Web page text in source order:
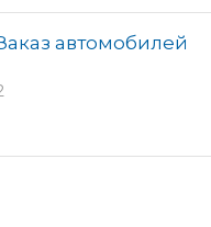
автомобилей